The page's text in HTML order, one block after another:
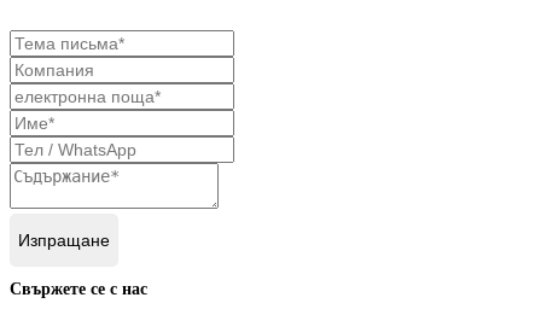
Изпращане
Свържете се с нас